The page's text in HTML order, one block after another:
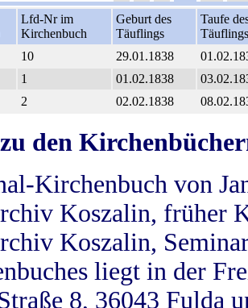
Lfd-Nr im
Kirchenbuch
Geburt des
Täuflings
Taufe
Täuflings
10 29.01.1838
1 01.02.1838
2 02.02.1838
den
Kirchenbuch von
Koszalin, früher
Koszalin,
liegt in der
8, 36043 Fulda